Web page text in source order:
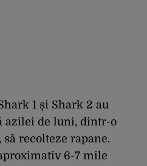
1 și Shark 2 au
azilei de luni, dintr-o
recolteze rapane.
6-7 mile